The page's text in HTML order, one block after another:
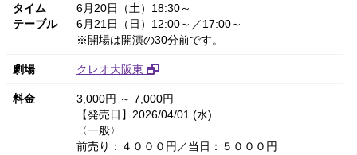
タイム
テーブル
6月20日（土）18:30～
6月21日（日）12:00～／17:00～
※開場は開演の30分前です。
劇場 クレオ大阪東
料金
3,000円 ～ 7,000円
【発売日】2026/04/01 (水)
〈一般〉
前売り：４０００円／当日：５０００円